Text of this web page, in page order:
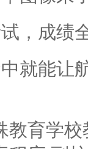
，成绩
就能让
教育学